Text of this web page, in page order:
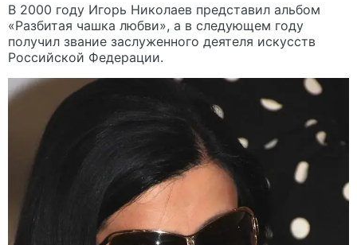
В 2000 году Игорь Николаев представил альбом
«Разбитая чашка любви», а в следующем году
получил звание заслуженного деятеля искусств
Российской Федерации.